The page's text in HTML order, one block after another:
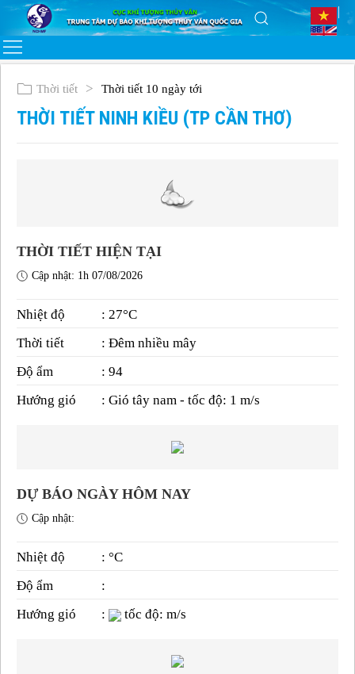
Thời tiết Thời tiết 10 ngày tới
THỜI TIẾT NINH KIỀU (TP CẦN THƠ)
THỜI TIẾT HIỆN TẠI
Cập nhật: 1h 07/08/2026
Nhiệt độ
: 27°C
Thời tiết
: Đêm nhiều mây
Độ ẩm
: 94
Hướng gió
: Gió tây nam - tốc độ: 1 m/s
DỰ BÁO NGÀY HÔM NAY
Cập nhật:
Nhiệt độ
: °C
Độ ẩm
:
Hướng gió
: tốc độ: m/s